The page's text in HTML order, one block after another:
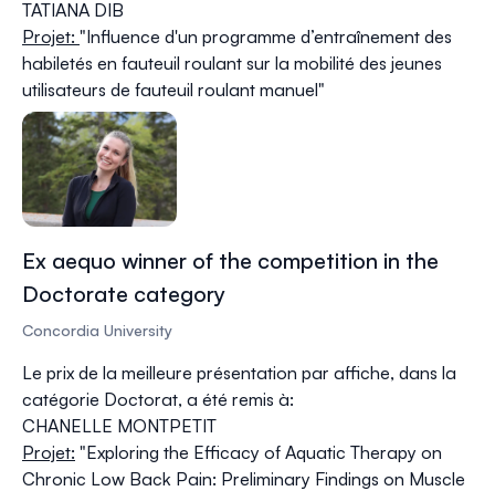
TATIANA DIB
Projet: "Influence d'un programme d’entraînement des
habiletés en fauteuil roulant sur la mobilité des jeunes
utilisateurs de fauteuil roulant manuel"
Ex aequo winner of the competition in the
Doctorate category
Concordia University
Le prix de la meilleure présentation par affiche, dans la
catégorie Doctorat, a été remis à:
CHANELLE MONTPETIT
Projet: "Exploring the Efficacy of Aquatic Therapy on
Chronic Low Back Pain: Preliminary Findings on Muscle